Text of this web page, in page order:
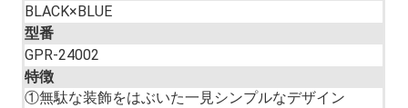
BLACK×BLUE
型番
GPR-24002
特徴
①無駄な装飾をはぶいた一見シンプルなデザイン